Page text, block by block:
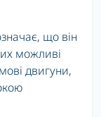
що він
можливі
двигуни,